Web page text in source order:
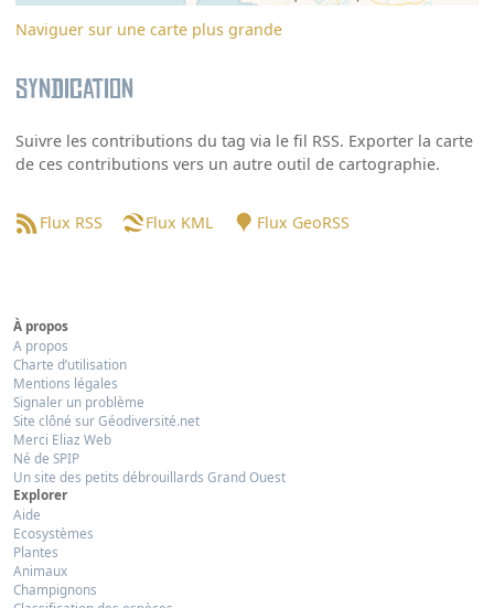
Naviguer sur une carte plus grande
Syndication
Suivre les contributions du tag via le fil RSS. Exporter la carte
de ces contributions vers un autre outil de cartographie.
Flux RSS Flux KML Flux GeoRSS
À propos
A propos
Charte d’utilisation
Mentions légales
Signaler un problème
Site clôné sur Géodiversité.net
Merci Eliaz Web
Né de SPIP
Un site des petits débrouillards Grand Ouest
Explorer
Aide
Ecosystèmes
Plantes
Animaux
Champignons